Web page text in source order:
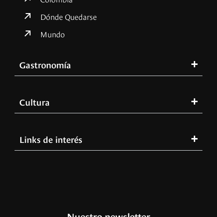
Dónde Quedarse
Mundo
Gastronomía
Cultura
Links de interés